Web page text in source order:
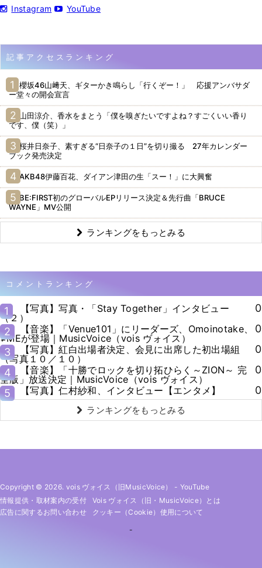
Instagram YouTube
記事アクセスランキング
櫻坂46山﨑天、ギターかき鳴らし「行くぞー！」 応援アンバサダ
ー堂々の開会宣言
山田涼介、香水をまとう「僕を嗅ぎたいですよね？すごくいい香り
です、僕（笑）」
桜井日奈子、素すぎる“日奈子の１日”を切り撮る 27年カレンダー
ブック発売決定
AKB48伊藤百花、ダイアン津田の生「スー！」に大興奮
BE:FIRST初のグローバルEPリリース決定＆先行曲「BRUCE
WAYNE」MV公開
ランキングをもっとみる
コメントランキング
1
【写真】写真・「Stay Together」インタビュー
（２）
0
2
【音楽】「Venue101」にリーダーズ、Omoinotake、
≠MEが登場｜MusicVoice（vois ヴォイス）
0
3
【写真】紅白出場者決定、会見に出席した初出場組
（写真１０／１０）
0
4
【音楽】「十勝でロックを切り拓ひらく～ZION～ 完
全版」放送決定｜MusicVoice（vois ヴォイス）
0
5
【写真】仁村紗和、インタビュー【エンタメ】 0
ランキングをもっとみる
Copyright © 2026. vois ヴォイス（旧MusicVoice） - YouTube
情報提供・取材案内の受付
Vois ヴォイス（旧・MusicVoice）とは
広告に関するお問い合わせ
クッキー（cookie）使用について
-